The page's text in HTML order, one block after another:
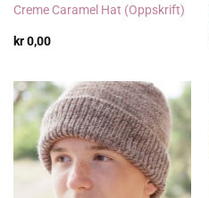
Creme Caramel Hat (Oppskrift)
kr0,00